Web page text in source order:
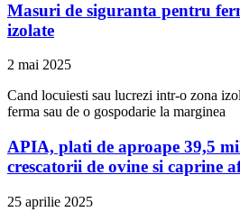
Masuri de siguranta pentru
izolate
2 mai 2025
Cand locuiesti sau lucrezi intr-o zona
ferma sau de o gospodarie la marginea
APIA, plati de aproape 39,5
crescatorii de ovine si caprine
25 aprilie 2025